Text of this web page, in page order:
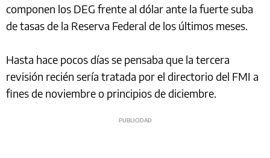
componen los DEG frente al dólar ante la fuerte suba
de tasas de la Reserva Federal de los últimos meses.
Hasta hace pocos días se pensaba que la tercera
revisión recién sería tratada por el directorio del FMI a
fines de noviembre o principios de diciembre.